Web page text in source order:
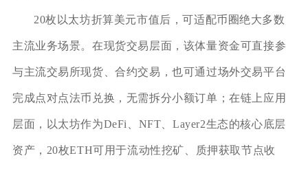
20枚以太坊折算美元市值后，可适配币圈绝大多数
主流业务场景。在现货交易层面，该体量资金可直接参
与主流交易所现货、合约交易，也可通过场外交易平台
完成点对点法币兑换，无需拆分小额订单；在链上应用
层面，以太坊作为DeFi、NFT、Layer2生态的核心底层
资产，20枚ETH可用于流动性挖矿、质押获取节点收